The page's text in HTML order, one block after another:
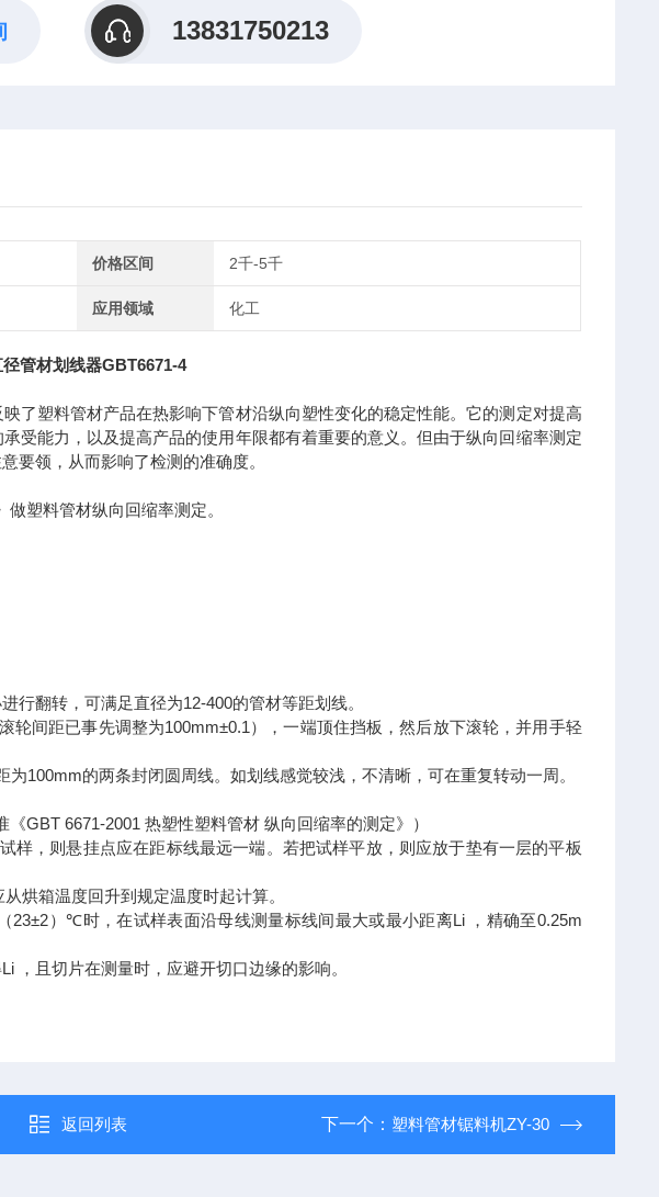
13831750213
价格区间 2千-5千
应用领域 化工
径管材划线器GBT6671-4
了塑料管材产品在热影响下管材沿纵向塑性变化的稳定性能。它的测定对提高
受能力，以及提高产品的使用年限都有着重要的意义。但由于纵向回缩率测定
要领，从而影响了检测的准确度。
做塑料管材纵向回缩率测定。
行翻转，可满足直径为12-400的管材等距划线。
轮间距已事先调整为100mm±0.1），一端顶住挡板，然后放下滚轮，并用手轻
为100mm的两条封闭圆周线。如划线感觉较浅，不清晰，可在重复转动一周。
《GBT 6671-2001热塑性塑料管材 纵向回缩率的测定》）
样，则悬挂点应在距标线最远一端。若把试样平放，则应放于垫有一层的平板
烘箱温度回升到规定温度时起计算。
23±2）℃时，在试样表面沿母线测量标线间最大或最小距离Li ，精确至0.25m
Li ，且切片在测量时，应避开切口边缘的影响。
返回列表 下一个： 塑料管材锯料机ZY-30